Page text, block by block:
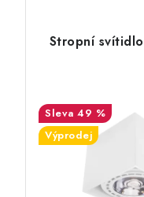
Stropní
49 %
Výprodej